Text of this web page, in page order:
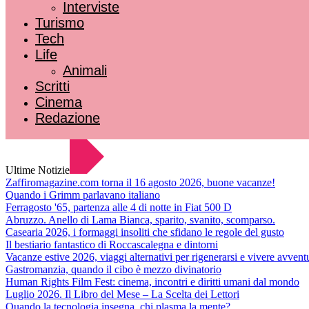
Interviste
Turismo
Tech
Life
Animali
Scritti
Cinema
Redazione
Ultime Notizie
Zaffiromagazine.com torna il 16 agosto 2026, buone vacanze!
Quando i Grimm parlavano italiano
Ferragosto '65, partenza alle 4 di notte in Fiat 500 D
Abruzzo. Anello di Lama Bianca, sparito, svanito, scomparso.
Casearia 2026, i formaggi insoliti che sfidano le regole del gusto
Il bestiario fantastico di Roccascalegna e dintorni
Vacanze estive 2026, viaggi alternativi per rigenerarsi e vivere
Gastromanzia, quando il cibo è mezzo divinatorio
Human Rights Film Fest: cinema, incontri e diritti umani dal mondo
Luglio 2026. Il Libro del Mese – La Scelta dei Lettori
Quando la tecnologia insegna, chi plasma la mente?